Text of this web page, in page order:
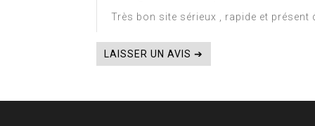
Très bon site sérieux , rapide et présent
LAISSER UN AVIS ➔